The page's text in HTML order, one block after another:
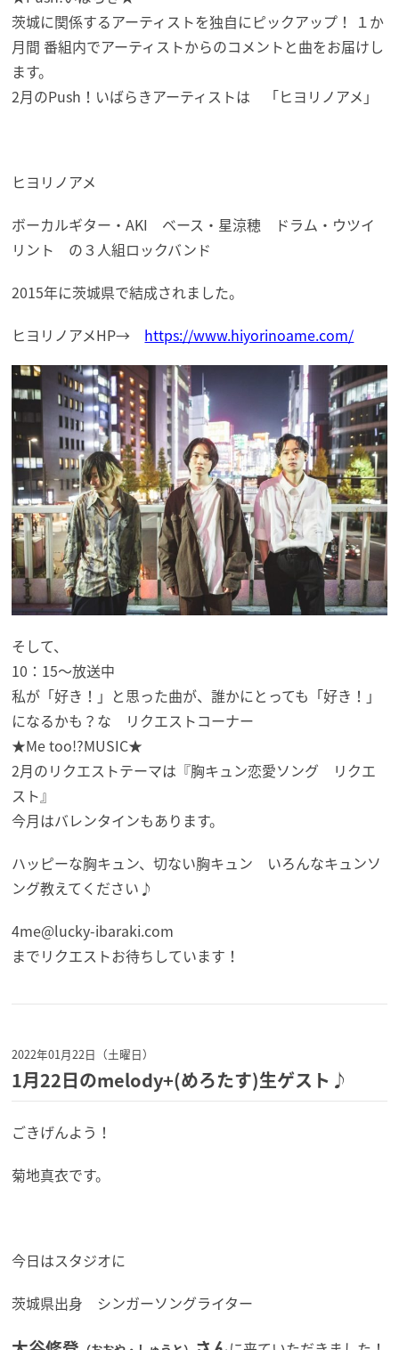
茨城に関係するアーティストを独自にピックアップ！ １か
月間 番組内でアーティストからのコメントと曲をお届けし
ます。
2月のPush！いばらきアーティストは 「ヒヨリノアメ」
ヒヨリノアメ
ボーカルギター・AKI ベース・星涼穂 ドラム・ウツイ
リント の３人組ロックバンド
2015年に茨城県で結成されました。
ヒヨリノアメHP→ https://www.hiyorinoame.com/
そして、
10：15～放送中
私が「好き！」と思った曲が、誰かにとっても「好き！」
になるかも？な リクエストコーナー
★Me too!?MUSIC★
2月のリクエストテーマは『胸キュン恋愛ソング リクエ
スト』
今月はバレンタインもあります。
ハッピーな胸キュン、切ない胸キュン いろんなキュンソ
ング教えてください♪
4me@lucky-ibaraki.com
までリクエストお待ちしています！
2022年01月22日（土曜日）
1月22日のmelody+(めろたす)生ゲスト♪
ごきげんよう！
菊地真衣です。
今日はスタジオに
茨城県出身 シンガーソングライター